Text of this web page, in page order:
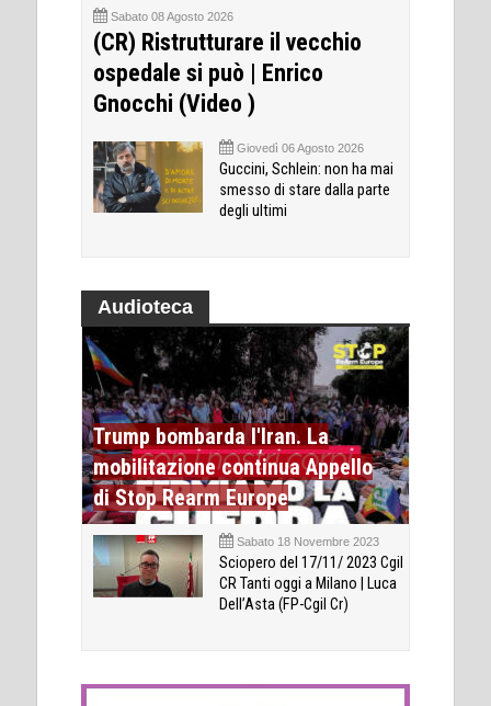
Sabato 08 Agosto 2026
(CR) Ristrutturare il vecchio
ospedale si può | Enrico
Gnocchi (Video )
Giovedì 06 Agosto 2026
Guccini, Schlein: non ha mai
smesso di stare dalla parte
degli ultimi
Audioteca
Trump bombarda l'Iran. La
mobilitazione continua Appello
di Stop Rearm Europe
Sabato 18 Novembre 2023
Sciopero del 17/11/ 2023 Cgil
CR Tanti oggi a Milano | Luca
Dell’Asta (FP-Cgil Cr)